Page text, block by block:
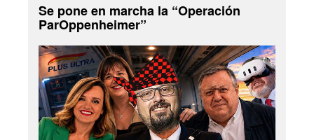
Se pone en marcha la “Operación
ParOppenheimer”